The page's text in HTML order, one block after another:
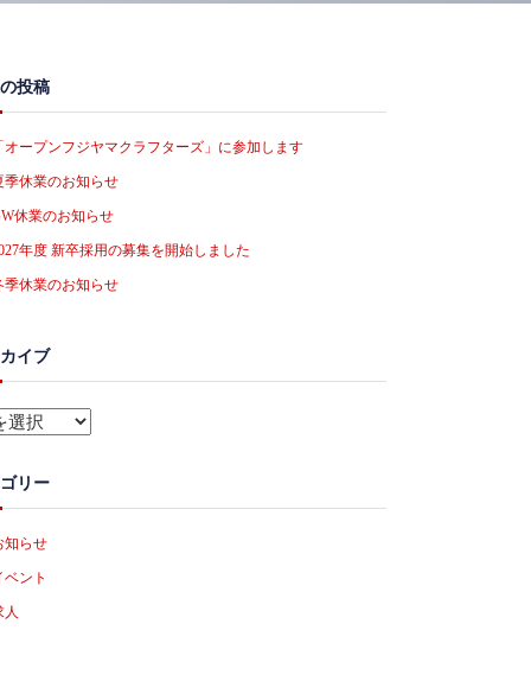
投稿
オープンフジヤマクラフターズ」に参加します
季休業のお知らせ
休業のお知らせ
年度 新卒採用の募集を開始しました
季休業のお知らせ
イブ
リー
知らせ
ベント
人